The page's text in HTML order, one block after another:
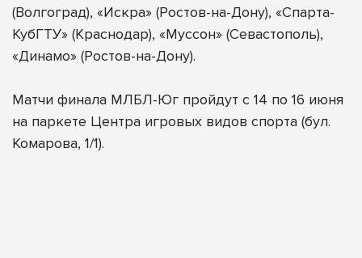
(Волгоград), «Искра» (Ростов-на-Дону), «Спарта-
КубГТУ» (Краснодар), «Муссон» (Севастополь),
«Динамо» (Ростов-на-Дону).
Матчи финала МЛБЛ-Юг пройдут с 14 по 16 июня
на паркете Центра игровых видов спорта (бул.
Комарова, 1/1).